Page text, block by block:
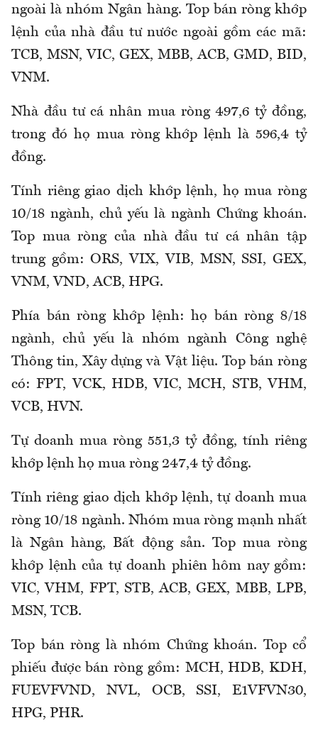
ngoài là nhóm Ngân hàng. Top bán ròng khớp
lệnh của nhà đầu tư nước ngoài gồm các mã:
TCB, MSN, VIC, GEX, MBB, ACB, GMD, BID,
VNM.
Nhà đầu tư cá nhân mua ròng 497,6 tỷ đồng,
trong đó họ mua ròng khớp lệnh là 596,4 tỷ
đồng.
Tính riêng giao dịch khớp lệnh, họ mua ròng
10/18 ngành, chủ yếu là ngành Chứng khoán.
Top mua ròng của nhà đầu tư cá nhân tập
trung gồm: ORS, VIX, VIB, MSN, SSI, GEX,
VNM, VND, ACB, HPG.
Phía bán ròng khớp lệnh: họ bán ròng 8/18
ngành, chủ yếu là nhóm ngành Công nghệ
Thông tin, Xây dựng và Vật liệu. Top bán ròng
có: FPT, VCK, HDB, VIC, MCH, STB, VHM,
VCB, HVN.
Tự doanh mua ròng 551,3 tỷ đồng, tính riêng
khớp lệnh họ mua ròng 247,4 tỷ đồng.
Tính riêng giao dịch khớp lệnh, tự doanh mua
ròng 10/18 ngành. Nhóm mua ròng mạnh nhất
là Ngân hàng, Bất động sản. Top mua ròng
khớp lệnh của tự doanh phiên hôm nay gồm:
VIC, VHM, FPT, STB, ACB, GEX, MBB, LPB,
MSN, TCB.
Top bán ròng là nhóm Chứng khoán. Top cổ
phiếu được bán ròng gồm: MCH, HDB, KDH,
FUEVFVND, NVL, OCB, SSI, E1VFVN30,
HPG, PHR.